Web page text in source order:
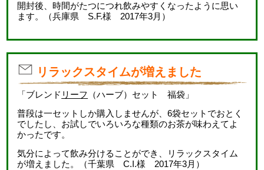
開封後、時間がたつにつれ飲みやすくなったように思い
ます。（兵庫県 S.F.様 2017年3月）
リラックスタイムが増えました
「ブレンド リーフ
（ハーブ）セット 福袋」
普段は一セットしか購入しませんが、6袋セットでおとく
でしたし、お試しでいろいろな種類のお茶が味わえてよ
かったです。
気分によって飲み分けることができ、リラックスタイム
が増えました。（千葉県 C.I.様 2017年3月）